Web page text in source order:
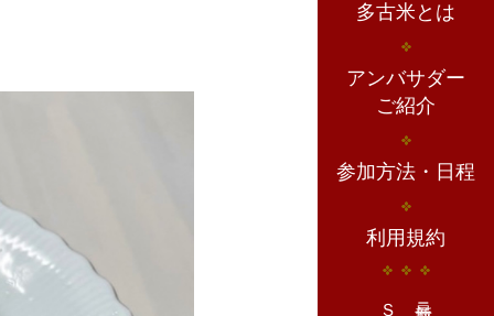
多古米とは
アンバサダー
ご紹介
参加方法・日程
利用規約